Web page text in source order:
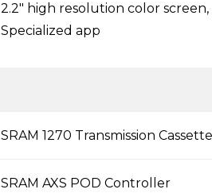
2.2" high resolution color
Specialized app
SRAM 1270 Transmission
SRAM AXS POD Controller